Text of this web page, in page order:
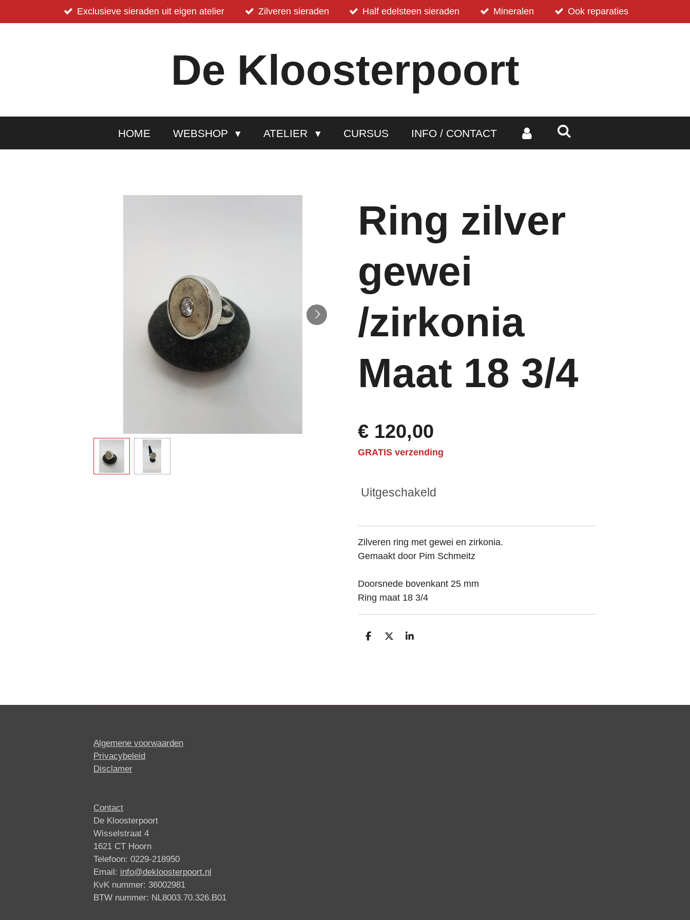
direct
Exclusieve sieraden uit eigen atelier Zilveren sieraden Half edelsteen sieraden Mineralen Ook reparaties
De Kloosterpoort
HOME WEBSHOP ATELIER CURSUS INFO / CONTACT
Ring zilver
gewei
/zirkonia
Maat 18 3/4
€ 120,00
GRATIS verzending
Uitgeschakeld
Zilveren ring met gewei en zirkonia.
Gemaakt door Pim Schmeitz
Doorsnede bovenkant 25 mm
Ring maat 18 3/4
D
D
S
Algemene voorwaarden
Privacybeleid
Disclamer
Contact
De Kloosterpoort
Wisselstraat 4
1621 CT Hoorn
Telefoon: 0229-218950
Email: info@dekloosterpoort.nl
KvK nummer: 36002981
BTW nummer: NL8003.70.326.B01